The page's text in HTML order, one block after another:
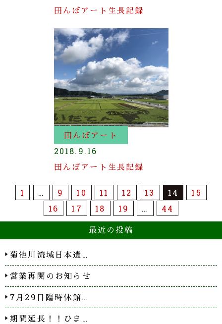
田んぼアート生長記録
田んぼアート
2018.9.16
田んぼアート生長記録
1 … 9 10 11 12 13 14
15
16
17 18 19 … 44
最近の投稿
菊池川流域日本遺…
営業再開のお知らせ
7月29日臨時休館…
期間延長！！ひま…